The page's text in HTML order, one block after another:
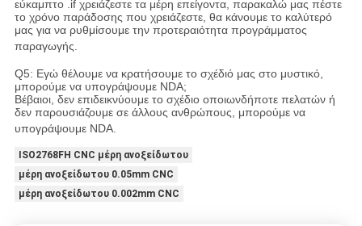
εύκαμπτο .if χρειάζεστε τα μέρη επείγοντα, παρακαλώ μας πέστε
το χρόνο παράδοσης που χρειάζεστε, θα κάνουμε το καλύτερό
μας για να ρυθμίσουμε την προτεραιότητα προγράμματος
παραγωγής.
Q5: Εγώ θέλουμε να κρατήσουμε το σχέδιό μας στο μυστικό,
μπορούμε να υπογράψουμε NDA;
Βέβαιοι, δεν επιδεικνύουμε το σχέδιο οποιωνδήποτε πελατών ή
δεν παρουσιάζουμε σε άλλους ανθρώπους, μπορούμε να
υπογράψουμε NDA.
ISO2768FH CNC μέρη ανοξείδωτου
μέρη ανοξείδωτου 0.05mm CNC
μέρη ανοξείδωτου 0.002mm CNC